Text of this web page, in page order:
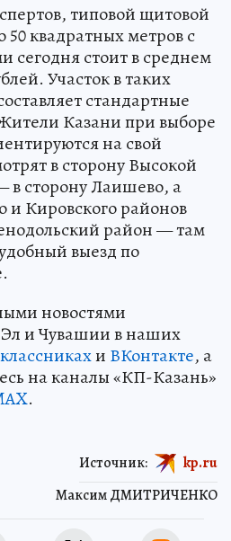
типовой щитовой
квадратных метров с
сегодня стоит в среднем
Участок в таких
стандартные
Казани при выборе
на свой
в сторону Высокой
сторону Лаишево, а
и Кировского районов
район — там
выезд по
новостями
и Чувашии в наших
и ВКонтакте, а
на каналы «КП-Казань»
.
Максим ДМИТРИЧЕНКО
Источник: kp.ru